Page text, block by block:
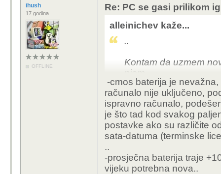
ihush
17 godina
OFFLINE
Re: PC se gasi prilikom
alleinichev kaže...
..
Kontam da uzmem
njom.
..
-cmos baterija je
računalo nije uključeno,
ispravno računalo,
je što tad kod svakog
postavke ako su različite
sata-datuma (terminske
..
-prosječna baterija traje
vijeku potrebna nova..